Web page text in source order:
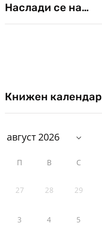
Наслади се на…
Книжен календар
П В С
27 28 29
3 4 5